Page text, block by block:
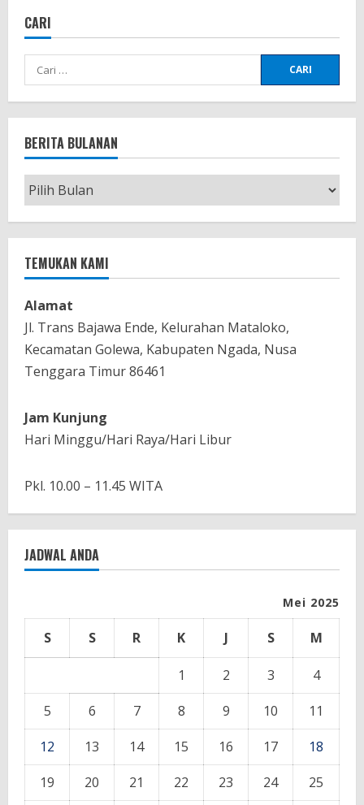
CARI
BERITA BULANAN
TEMUKAN KAMI
Alamat
Jl. Trans Bajawa Ende, Kelurahan Mataloko,
Kecamatan Golewa, Kabupaten Ngada, Nusa
Tenggara Timur 86461
Jam Kunjung
Hari Minggu/Hari Raya/Hari Libur
Pkl. 10.00 – 11.45 WITA
JADWAL ANDA
Mei 2025
S S R K J S M
1 2 3
4
5
6 7 8 9 10
11
12
13 14 15 16 17
18
19
20 21 22 23 24 25